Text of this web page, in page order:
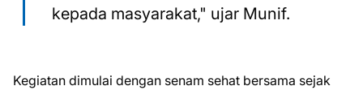
kepada masyarakat," ujar Munif.
Kegiatan dimulai dengan senam sehat bersama sejak